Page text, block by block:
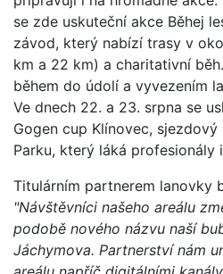
se zde uskuteční akce Běhej
závod, který nabízí trasy v
km a 22 km) a charitativní
během do údolí a vyvezením
Ve dnech 22. a 23. srpna se
Gogen cup Klínovec,
Parku, který láká profesionály
Titulárním partnerem lanovky
"Návštěvníci našeho areálu
podobě nového názvu naší
Jáchymova. Partnerství nám